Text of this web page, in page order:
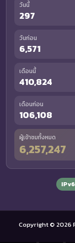
วันนี้
297
วันก่อน
6,571
เดือนนี้
410,824
เดือนก่อน
106,108
ผู้เข้าชมทั้งหมด
6,257,247
Copyright © 2026